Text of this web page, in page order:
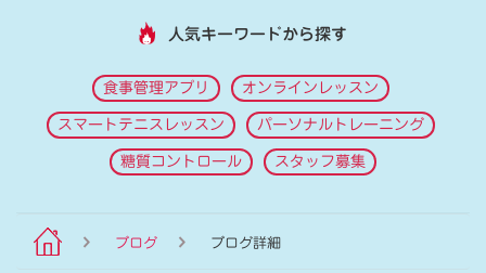
人気キーワードから探す
食事管理アプリ オンラインレッスン
スマートテニスレッスン パーソナルトレーニング
糖質コントロール スタッフ募集
ブログ ブログ詳細